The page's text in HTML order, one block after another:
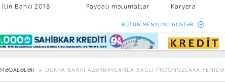
İlin Bankı 2018
Faydalı məlumatlar
Sığorta kalkulyatoru
Karyera
Peşakar inkişaf
BÜTÜN MENYUNU GÖSTƏR
MƏQALƏLƏR DÜNYA BANKI AZƏRBAYCANLA BAĞLI PROQNOZLARA